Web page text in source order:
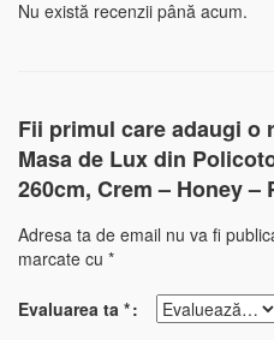
Nu există recenzii până acum.
Fii primul care adaugi o
Masa de Lux din
260cm, Crem – Honey –
Adresa ta de email nu va fi
marcate cu *
Evaluarea ta *